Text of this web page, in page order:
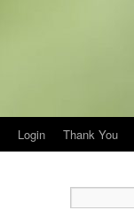
Login Thank You